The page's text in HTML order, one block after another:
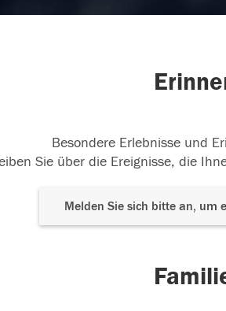
Besondere Erlebnisse und
Sie über die Ereignisse, die
Melden Sie sich bitte an, um